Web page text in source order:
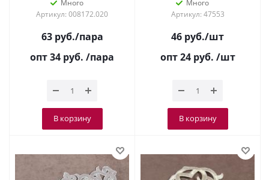
Много
Артикул: 008172.020
63руб./пара
опт 34 руб. /пара
В корзину
Много
Артикул: 47553
46 руб./шт
опт 24 руб. /шт
В корзину